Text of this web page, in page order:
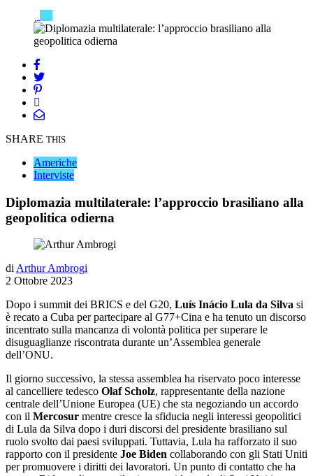
SHARE THIS
Americhe
Interviste
Diplomazia multilaterale: l’approccio brasiliano alla
geopolitica odierna
di Arthur Ambrogi
2 Ottobre 2023
Dopo i summit dei BRICS e del G20, Luís Inácio Lula da Silva si
è recato a Cuba per partecipare al G77+Cina e ha tenuto un discorso
incentrato sulla mancanza di volontà politica per superare le
disuguaglianze riscontrata durante un’Assemblea generale
dell’ONU.
Il giorno successivo, la stessa assemblea ha riservato poco interesse
al cancelliere tedesco Olaf Scholz, rappresentante della nazione
centrale dell’Unione Europea (UE) che sta negoziando un accordo
con il Mercosur mentre cresce la sfiducia negli interessi geopolitici
di Lula da Silva dopo i duri discorsi del presidente brasiliano sul
ruolo svolto dai paesi sviluppati. Tuttavia, Lula ha rafforzato il suo
rapporto con il presidente Joe Biden collaborando con gli Stati Uniti
per promuovere i diritti dei lavoratori. Un punto di contatto che ha